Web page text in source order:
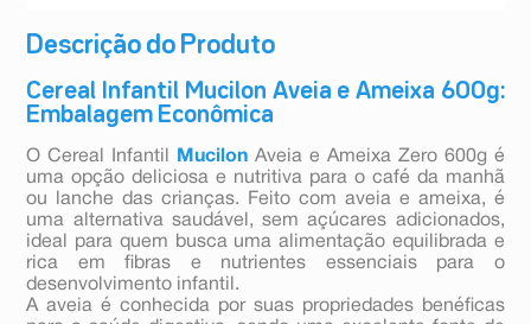
Descrição do Produto
Cereal Infantil Mucilon Aveia e Ameixa 600g:
Embalagem Econômica
O Cereal Infantil Mucilon Aveia e Ameixa Zero 600g é
uma opção deliciosa e nutritiva para o café da manhã
ou lanche das crianças. Feito com aveia e ameixa, é
uma alternativa saudável, sem açúcares adicionados,
ideal para quem busca uma alimentação equilibrada e
rica em fibras e nutrientes essenciais para o
desenvolvimento infantil.
A aveia é conhecida por suas propriedades benéficas